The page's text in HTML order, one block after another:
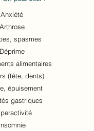
Anxiété
Arthrose
spasmes
Déprime
alimentaires
(tête, dents)
épuisement
gastriques